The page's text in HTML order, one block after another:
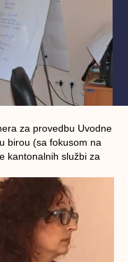
za provedbu Uvodne
birou (sa fokusom na
kantonalnih službi za